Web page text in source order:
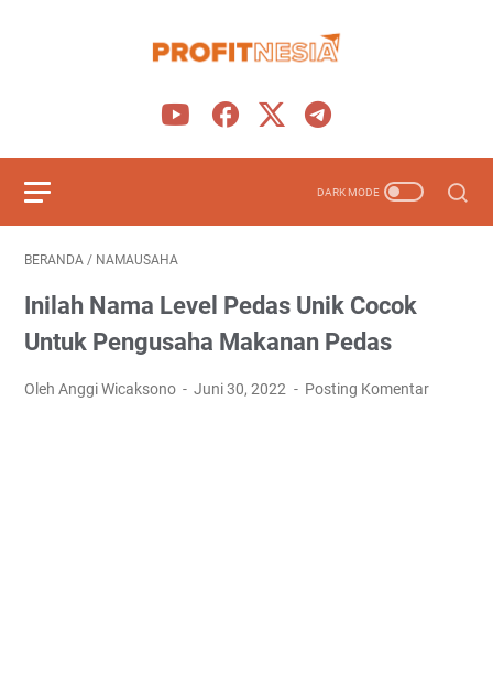
BERANDA / NAMAUSAHA
Inilah Nama Level Pedas Unik Cocok
Untuk Pengusaha Makanan Pedas
Oleh Anggi Wicaksono Juni 30, 2022 Posting Komentar